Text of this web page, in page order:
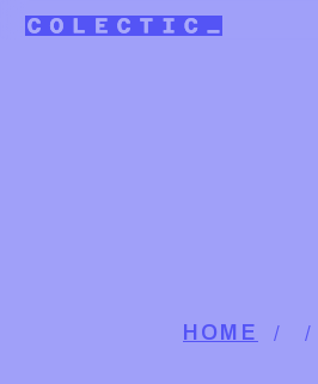
Skip to main content
Main
HOME